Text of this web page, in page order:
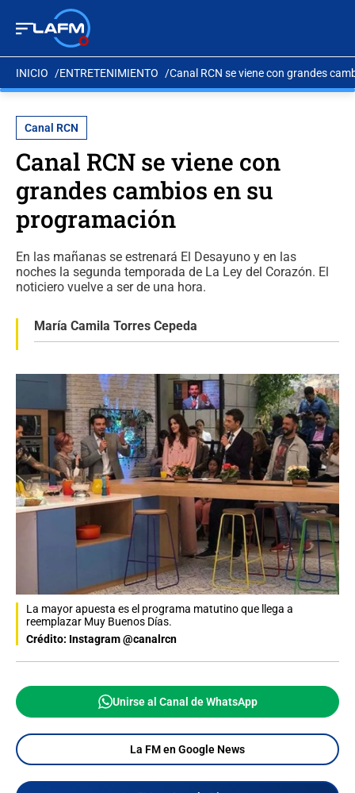
INICIO ENTRETENIMIENTO Canal RCN se viene con grandes
Canal RCN
Canal RCN se viene con
grandes cambios en su
programación
En las mañanas se estrenará El Desayuno y en las
noches la segunda temporada de La Ley del Corazón. El
noticiero vuelve a ser de una hora.
María Camila Torres Cepeda
La mayor apuesta es el programa matutino que llega a
reemplazar Muy Buenos Días.
Crédito: Instagram @canalrcn
Unirse al Canal de WhatsApp
La FM en Google News